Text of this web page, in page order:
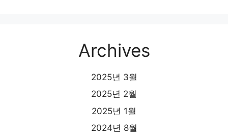
Archives
2025년 3월
2025년 2월
2025년 1월
2024년 8월